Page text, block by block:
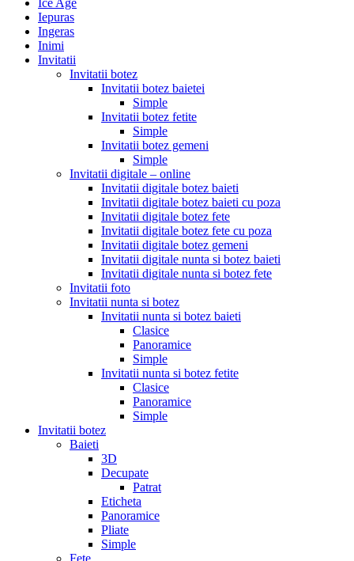
Ice Age
Iepuras
Ingeras
Inimi
Invitatii
Invitatii botez
Invitatii botez baietei
Simple
Invitatii botez fetite
Simple
Invitatii botez gemeni
Simple
Invitatii digitale – online
Invitatii digitale botez baieti
Invitatii digitale botez baieti cu poza
Invitatii digitale botez fete
Invitatii digitale botez fete cu poza
Invitatii digitale botez gemeni
Invitatii digitale nunta si botez baieti
Invitatii digitale nunta si botez fete
Invitatii foto
Invitatii nunta si botez
Invitatii nunta si botez baieti
Clasice
Panoramice
Simple
Invitatii nunta si botez fetite
Clasice
Panoramice
Simple
Invitatii botez
Baieti
3D
Decupate
Patrat
Eticheta
Panoramice
Pliate
Simple
Fete